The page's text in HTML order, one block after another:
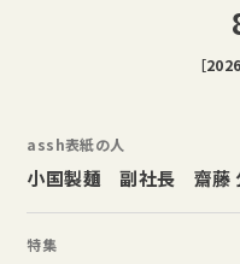
［
assh表紙の人
小国製麺 副社長 齋藤
特集